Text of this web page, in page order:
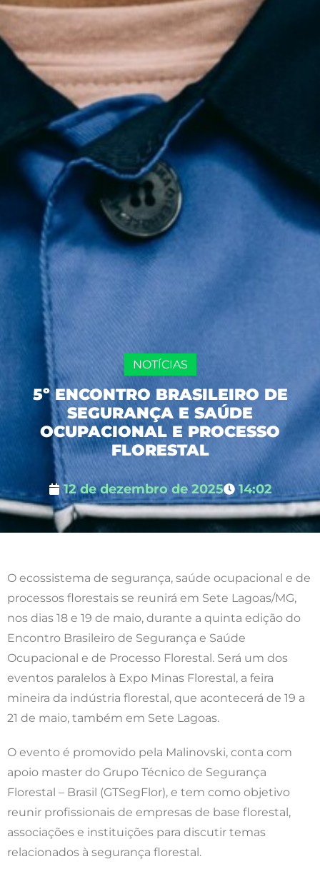
NOTÍCIAS
5º ENCONTRO BRASILEIRO DE
SEGURANÇA E SAÚDE
OCUPACIONAL E PROCESSO
FLORESTAL
12 de dezembro de 2025 14:02
O ecossistema de segurança, saúde ocupacional e de
processos florestais se reunirá em Sete Lagoas/MG,
nos dias 18 e 19 de maio, durante a quinta edição do
Encontro Brasileiro de Segurança e Saúde
Ocupacional e de Processo Florestal. Será um dos
eventos paralelos à Expo Minas Florestal, a feira
mineira da indústria florestal, que acontecerá de 19 a
21 de maio, também em Sete Lagoas.
O evento é promovido pela Malinovski, conta com
apoio master do Grupo Técnico de Segurança
Florestal – Brasil (GTSegFlor), e tem como objetivo
reunir profissionais de empresas de base florestal,
associações e instituições para discutir temas
relacionados à segurança florestal.